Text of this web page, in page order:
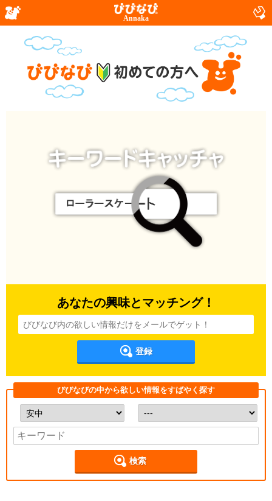
Annaka
あなたの興味とマッチング！
登録
びびなびの中から欲しい情報をすばやく探す
検索